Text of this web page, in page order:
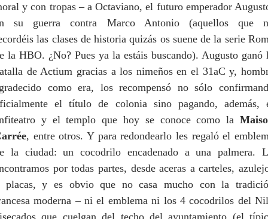
y con tropas – a Octaviano, el futuro emperador
su guerra contra Marco Antonio (aquellos que
las clases de historia quizás os suene de la serie
la HBO. ¿No? Pues ya la estáis buscando). Augusto ganó
de Actium gracias a los nimeños ​​en el 31aC y,
como era, los recompensó no sólo
el título de colonia sino pagando, además,
y el templo que hoy se conoce como la
, entre otros. Y para redondearlo les regaló el
la ciudad: un cocodrilo encadenado a una palmera.
por todas partes, desde aceras a carteles,
placas, y es obvio que no casa mucho con la
moderna – ni el emblema ni los 4 cocodrilos del